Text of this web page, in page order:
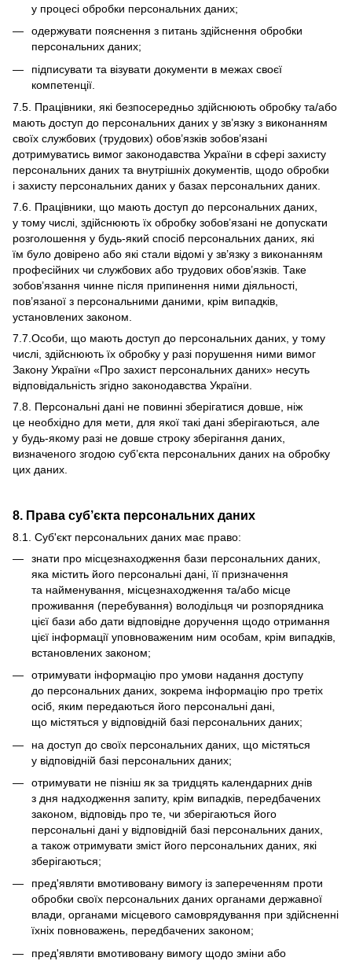
у процесі обробки персональних даних;
одержувати пояснення з питань здійснення обробки
персональних даних;
підписувати та візувати документи в межах своєї
компетенції.
7.5. Працівники, які безпосередньо здійснюють обробку та/або
мають доступ до персональних даних у зв’язку з виконанням
своїх службових (трудових) обов’язків зобов’язані
дотримуватись вимог законодавства України в сфері захисту
персональних даних та внутрішніх документів, щодо обробки
і захисту персональних даних у базах персональних даних.
7.6. Працівники, що мають доступ до персональних даних,
у тому числі, здійснюють їх обробку зобов’язані не допускати
розголошення у будь-який спосіб персональних даних, які
їм було довірено або які стали відомі у зв’язку з виконанням
професійних чи службових або трудових обов’язків. Таке
зобов’язання чинне після припинення ними діяльності,
пов’язаної з персональними даними, крім випадків,
установлених законом.
7.7.Особи, що мають доступ до персональних даних, у тому
числі, здійснюють їх обробку у разі порушення ними вимог
Закону України «Про захист персональних даних» несуть
відповідальність згідно законодавства України.
7.8. Персональні дані не повинні зберігатися довше, ніж
це необхідно для мети, для якої такі дані зберігаються, але
у будь-якому разі не довше строку зберігання даних,
визначеного згодою суб’єкта персональних даних на обробку
цих даних.
8. Права суб’єкта персональних даних
8.1. Суб'єкт персональних даних має право:
знати про місцезнаходження бази персональних даних,
яка містить його персональні дані, її призначення
та найменування, місцезнаходження та/або місце
проживання (перебування) володільця чи розпорядника
цієї бази або дати відповідне доручення щодо отримання
цієї інформації уповноваженим ним особам, крім випадків,
встановлених законом;
отримувати інформацію про умови надання доступу
до персональних даних, зокрема інформацію про третіх
осіб, яким передаються його персональні дані,
що містяться у відповідній базі персональних даних;
на доступ до своїх персональних даних, що містяться
у відповідній базі персональних даних;
отримувати не пізніш як за тридцять календарних днів
з дня надходження запиту, крім випадків, передбачених
законом, відповідь про те, чи зберігаються його
персональні дані у відповідній базі персональних даних,
а також отримувати зміст його персональних даних, які
зберігаються;
пред'являти вмотивовану вимогу із запереченням проти
обробки своїх персональних даних органами державної
влади, органами місцевого самоврядування при здійсненні
їхніх повноважень, передбачених законом;
пред'являти вмотивовану вимогу щодо зміни або